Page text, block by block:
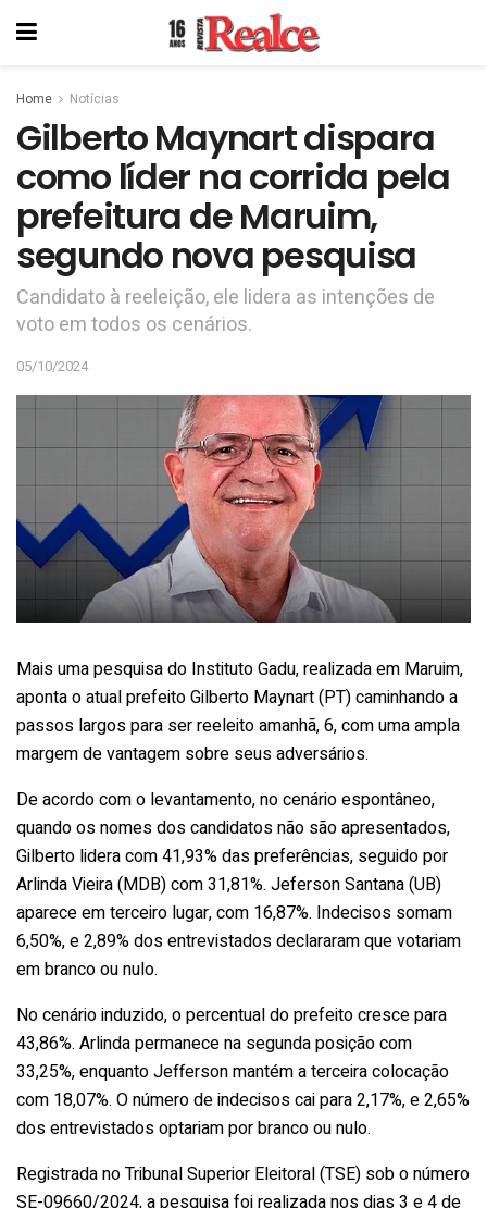
Home Notícias
Gilberto Maynart dispara
como líder na corrida pela
prefeitura de Maruim,
segundo nova pesquisa
Candidato à reeleição, ele lidera as intenções de
voto em todos os cenários.
05/10/2024
Mais uma pesquisa do Instituto Gadu, realizada em Maruim,
aponta o atual prefeito Gilberto Maynart (PT) caminhando a
passos largos para ser reeleito amanhã, 6, com uma ampla
margem de vantagem sobre seus adversários.
De acordo com o levantamento, no cenário espontâneo,
quando os nomes dos candidatos não são apresentados,
Gilberto lidera com 41,93% das preferências, seguido por
Arlinda Vieira (MDB) com 31,81%. Jeferson Santana (UB)
aparece em terceiro lugar, com 16,87%. Indecisos somam
6,50%, e 2,89% dos entrevistados declararam que votariam
em branco ou nulo.
No cenário induzido, o percentual do prefeito cresce para
43,86%. Arlinda permanece na segunda posição com
33,25%, enquanto Jefferson mantém a terceira colocação
com 18,07%. O número de indecisos cai para 2,17%, e 2,65%
dos entrevistados optariam por branco ou nulo.
Registrada no Tribunal Superior Eleitoral (TSE) sob o número
SE-09660/2024, a pesquisa foi realizada nos dias 3 e 4 de